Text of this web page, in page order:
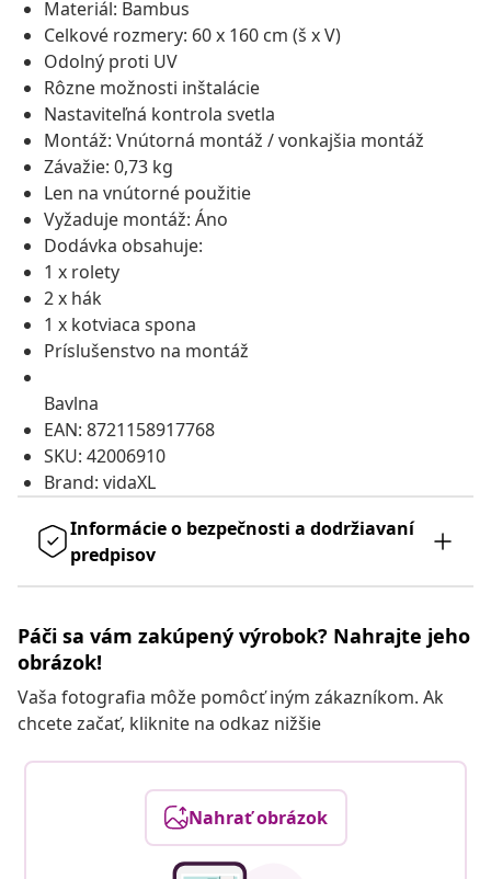
Materiál: Bambus
Celkové rozmery: 60 x 160 cm (š x V)
Odolný proti UV
Rôzne možnosti inštalácie
Nastaviteľná kontrola svetla
Montáž: Vnútorná montáž / vonkajšia montáž
Závažie: 0,73 kg
Len na vnútorné použitie
Vyžaduje montáž: Áno
Dodávka obsahuje:
1 x rolety
2 x hák
1 x kotviaca spona
Príslušenstvo na montáž
Bavlna
EAN: 8721158917768
SKU: 42006910
Brand: vidaXL
Informácie o bezpečnosti a dodržiavaní
predpisov
Páči sa vám zakúpený výrobok? Nahrajte jeho
obrázok!
Vaša fotografia môže pomôcť iným zákazníkom. Ak
chcete začať, kliknite na odkaz nižšie
Nahrať obrázok